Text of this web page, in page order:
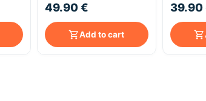
49.90 €
Add to cart
masses
Smart
39.90